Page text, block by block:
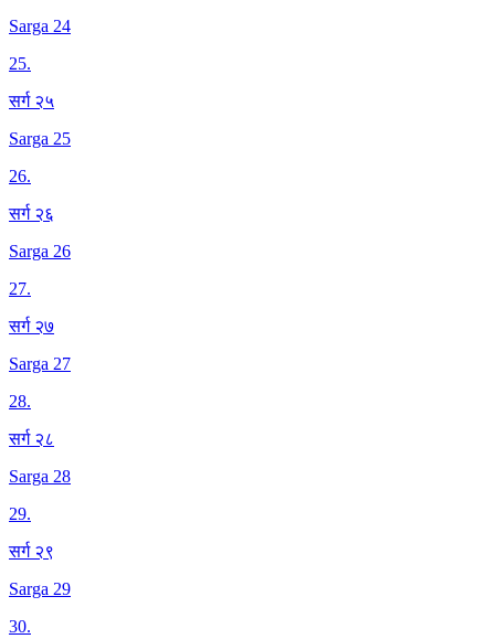
Sarga 24
25.
सर्ग २५
Sarga 25
26.
सर्ग २६
Sarga 26
27.
सर्ग २७
Sarga 27
28.
सर्ग २८
Sarga 28
29.
सर्ग २९
Sarga 29
30.